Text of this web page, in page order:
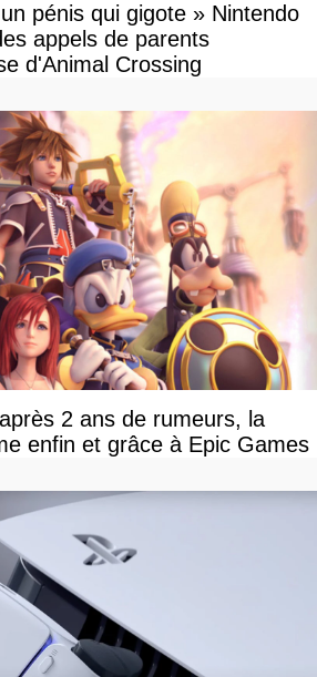
pénis qui gigote » Nintendo
appels de parents
d'Animal Crossing
2 ans de rumeurs, la
enfin et grâce à Epic Games